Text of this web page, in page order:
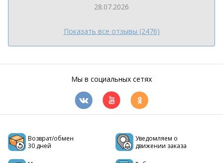
28.07.2026
Показать все отзывы (2476)
Мы в социальных сетях
Возврат/обмен
30 дней
Уведомляем о
движении заказа